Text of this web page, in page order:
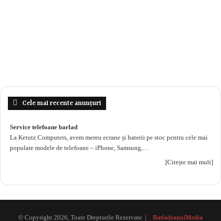
Cele mai recente anunțuri
Service telefoane barlad
La Ketutz Computers, avem mereu ecrane și baterii pe stoc pentru cele mai
populare modele de telefoane – iPhone, Samsung,…
[Citește mai mult]
© Copyright 2026, Toate Drepturile Rezervate | BarladeanulMedia